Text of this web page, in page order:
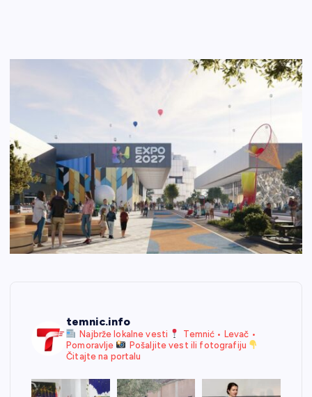
temnic.info
Najbrže lokalne vesti
Temnić • Levač •
Pomoravlje
Pošaljite vest ili fotografiju
Čitajte na portalu